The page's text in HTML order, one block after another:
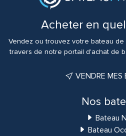
Acheter en
Vendez ou trouvez votre bateau
travers de notre portail d'achat de
VENDRE MES
Nos
Bateau
Bateau